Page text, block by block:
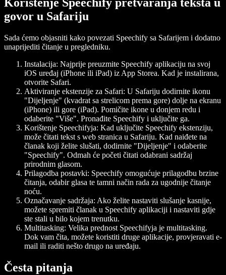
Korištenje Speechify pretvaranja teksta u
govor u Safariju
Sada ćemo objasniti kako povezati Speechify sa Safarijem i dodatno
unaprijediti čitanje u pregledniku.
Instalacija: Najprije preuzmite Speechify aplikaciju na svoj
iOS uređaj (iPhone ili iPad) iz App Storea. Kad je instalirana,
otvorite Safari.
Aktiviranje ekstenzije za Safari: U Safariju dodirnite ikonu
"Dijeljenje" (kvadrat sa strelicom prema gore) dolje na ekranu
(iPhone) ili gore (iPad). Pomičite ikone u donjem redu i
odaberite "Više". Pronađite Speechify i uključite ga.
Korištenje Speechifyja: Kad uključite Speechify ekstenziju,
može čitati tekst s web stranica u Safariju. Kad naiđete na
članak koji želite slušati, dodirnite "Dijeljenje" i odaberite
"Speechify". Odmah će početi čitati odabrani sadržaj
prirodnim glasom.
Prilagodba postavki: Speechify omogućuje prilagodbu brzine
čitanja, odabir glasa te tamni način rada za ugodnije čitanje
noću.
Označavanje sadržaja: Ako želite nastaviti slušanje kasnije,
možete spremiti članak u Speechify aplikaciji i nastaviti gdje
ste stali u bilo kojem trenutku.
Multitasking: Velika prednost Speechifyja je multitasking.
Dok vam čita, možete koristiti druge aplikacije, provjeravati e-
mail ili raditi nešto drugo na uređaju.
Česta pitanja